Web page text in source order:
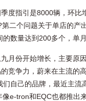
度指引是8000辆，环比
二个问题关于单店的产
数量达到200多个，单
月份开始增长，主要原
竞争力，蔚来在主流的
自己的品牌，最近主流
e-tron和EQC也都推出